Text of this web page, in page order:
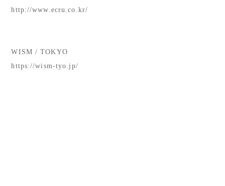
http://www.ecru.co.kr/
WISM / TOKYO
https://wism-tyo.jp/